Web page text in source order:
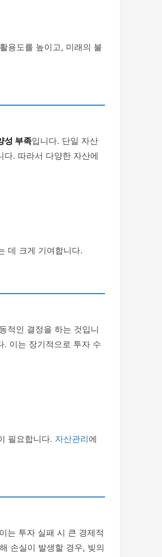
용도를 높이고, 미래의 불
성 부족입니다. 단일 자산
. 따라서 다양한 자산에
데 크게 기여합니다.
적인 결정을 하는 것입니
. 이는 장기적으로 투자 수
필요합니다. 자산관리 에
는 투자 실패 시 큰 경제적
손실이 발생할 경우, 빚의